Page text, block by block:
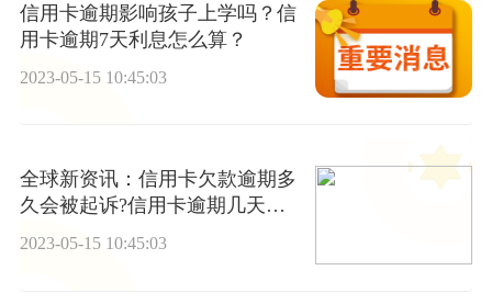
信用卡逾期影响孩子上学吗？信
用卡逾期7天利息怎么算？
2023-05-15 10:45:03
全球新资讯：信用卡欠款逾期多
久会被起诉?信用卡逾期几天会
上征信?
2023-05-15 10:45:03